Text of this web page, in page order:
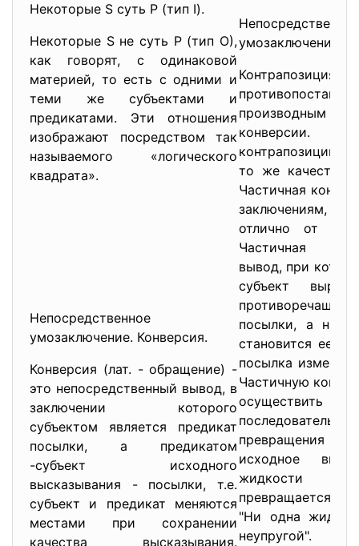
Некоторые S суть Р (тип I).
Некоторые S не суть Р (тип О),
как говорят, с одинаковой
материей, то есть с одними и
теми же субъектами и
предикатами. Эти отношения
изображают посредством так
называемого «логического
квадрата».
умозаключение.
производным
конверсии.
контрапозиции
то же качество,
Частичная
заключениям,
отлично от
Частичная
вывод, при
субъект
посылки, а на
становится ее
посылка
Частичную
превращения и
исходное
жидкости
превращается
"Ни одна
неупругой".
Непосредственное
умозаключение. Конверсия.
Конверсия (лат. - обращение) -
это непосредственный вывод, в
заключении которого
субъектом является предикат
посылки, а предикатом
-субъект исходного
высказывания - посылки, т.е.
субъект и предикат меняются
местами при сохранении
качества высказывания.